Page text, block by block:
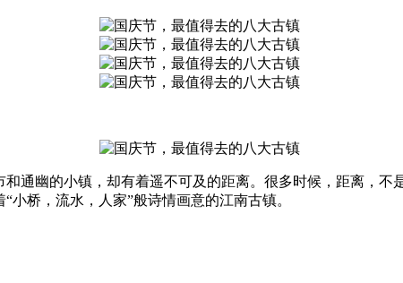
通幽的小镇，却有着遥不可及的距离。很多时候，距离，
桥，流水，人家”般诗情画意的江南古镇。